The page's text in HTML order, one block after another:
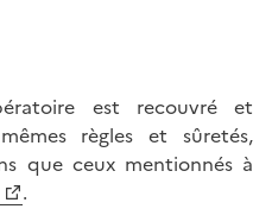
est recouvré et
règles et sûretés,
que ceux mentionnés à
.